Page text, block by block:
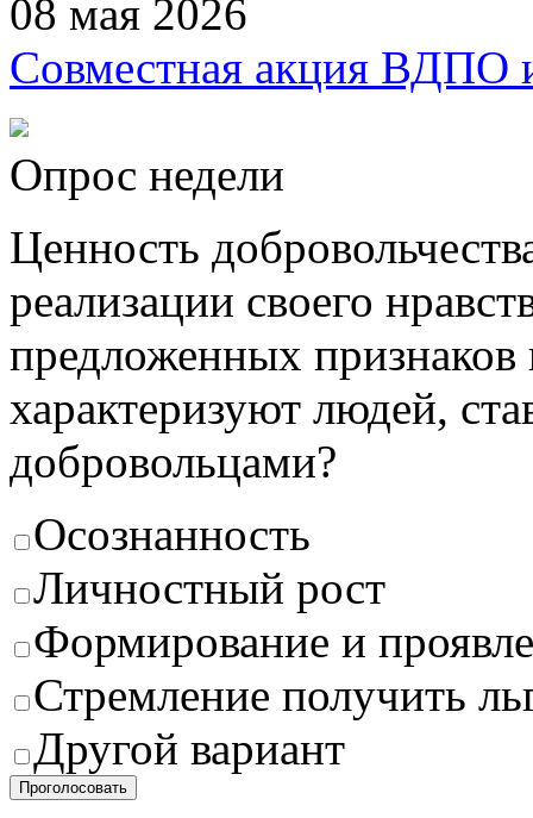
08 мая 2026
Совместная акция
Опрос недели
Ценность
реализации своего
предложенных признаков
характеризуют людей,
добровольцами?
Осознанность
Личностный рост
Формирование и
Стремление получить
Другой вариант
Проголосовать